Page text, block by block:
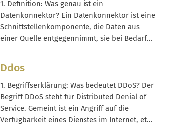
operativen Tagesbetrieb (z. B. Warenkorb,
Bestellabwicklung) gedacht, sondern für
Auswertungen, Reports und Business...
1. Definition: Was genau ist ein
Datenkonnektor? Ein Datenkonnektor ist eine
Schnittstellenkomponente, die Daten aus
einer Quelle entgegennimmt, sie bei Bedarf
Zielsysteme übergibt. Er kümmert sich um
Format, Struktur, Authentifizierung und
Übertragungslogik, damit Systeme ohne
manuelle Exporte oder Copy-Paste
miteinander kommunizieren können. Im...
Ddos
1. Begriffserklärung: Was bedeutet DDoS? Der
Begriff DDoS steht für Distributed Denial of
Service. Gemeint ist ein Angriff auf die
Verfügbarkeit eines Dienstes im Internet, etwa